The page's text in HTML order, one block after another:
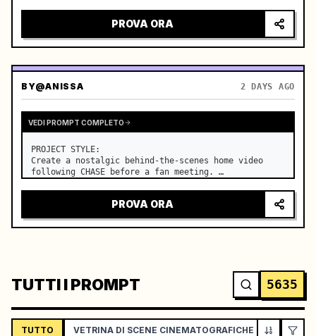
PROVA ORA
BY@ANISSA 2 DAYS AGO
VEDI PROMPT COMPLETO
PROJECT STYLE:
Create a nostalgic behind-the-scenes home video
following CHASE before a fan meeting. …
PROVA ORA
TUTTI I PROMPT 5635
TUTTO VETRINA DI SCENE CINEMATOGRAFICHE VLOG /